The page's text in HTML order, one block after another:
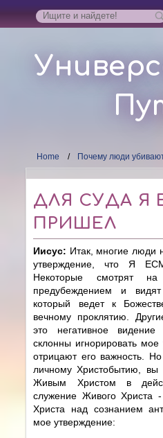
Home Почему люди
ДЛЯ СУДА Я
ПРИШЕЛ
Иисус: Итак, многие люди
утверждение, что Я
Некоторые смотрят
предубеждением и
который ведет к
вечному проклятию.
это негативное
склонны игнорировать
отрицают его важность.
личному Христобытию, вы
Живым Христом в
служение Живого Христа
Христа над сознанием
мое утверждение: